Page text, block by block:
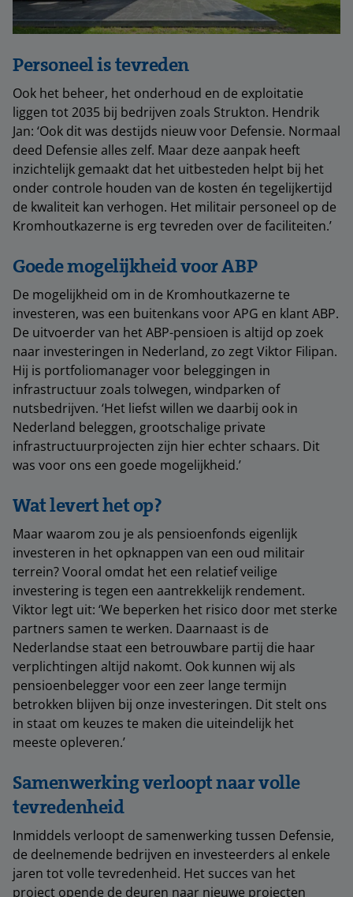
Personeel is tevreden
Ook het beheer, het onderhoud en de exploitatie
liggen tot 2035 bij bedrijven zoals Strukton. Hendrik
Jan: ‘Ook dit was destijds nieuw voor Defensie. Normaal
deed Defensie alles zelf. Maar deze aanpak heeft
inzichtelijk gemaakt dat het uitbesteden helpt bij het
onder controle houden van de kosten én tegelijkertijd
de kwaliteit kan verhogen. Het militair personeel op de
Kromhoutkazerne is erg tevreden over de faciliteiten.’
Goede mogelijkheid voor ABP
De mogelijkheid om in de Kromhoutkazerne te
investeren, was een buitenkans voor APG en klant ABP.
De uitvoerder van het ABP-pensioen is altijd op zoek
naar investeringen in Nederland, zo zegt Viktor Filipan.
Hij is portfoliomanager voor beleggingen in
infrastructuur zoals tolwegen, windparken of
nutsbedrijven. ‘Het liefst willen we daarbij ook in
Nederland beleggen, grootschalige private
infrastructuurprojecten zijn hier echter schaars. Dit
was voor ons een goede mogelijkheid.’
Wat levert het op?
Maar waarom zou je als pensioenfonds eigenlijk
investeren in het opknappen van een oud militair
terrein? Vooral omdat het een relatief veilige
investering is tegen een aantrekkelijk rendement.
Viktor legt uit: ‘We beperken het risico door met sterke
partners samen te werken. Daarnaast is de
Nederlandse staat een betrouwbare partij die haar
verplichtingen altijd nakomt. Ook kunnen wij als
pensioenbelegger voor een zeer lange termijn
betrokken blijven bij onze investeringen. Dit stelt ons
in staat om keuzes te maken die uiteindelijk het
meeste opleveren.’
Samenwerking verloopt naar volle
tevredenheid
Inmiddels verloopt de samenwerking tussen Defensie,
de deelnemende bedrijven en investeerders al enkele
jaren tot volle tevredenheid. Het succes van het
project opende de deuren naar nieuwe projecten